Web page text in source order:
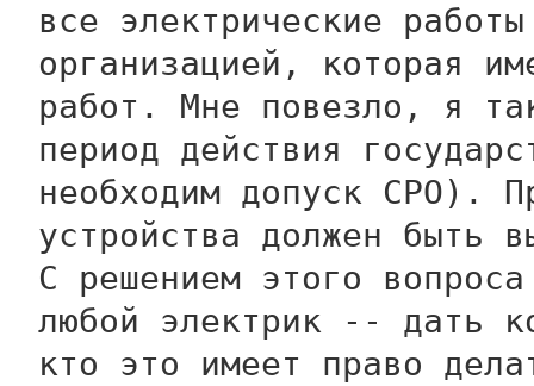
все электрические
организацией, которая
работ. Мне повезло, я
период действия
необходим допуск СРО).
устройства должен быть
С решением этого
любой электрик -- дать
кто это имеет право